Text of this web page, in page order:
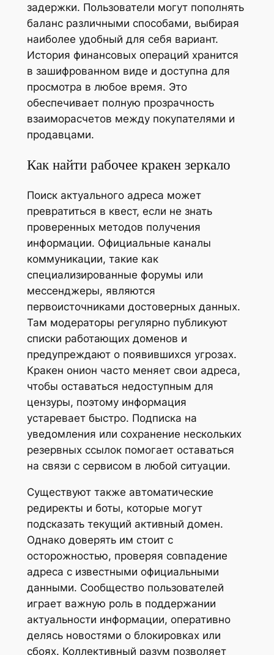
задержки. Пользователи могут пополнять
баланс различными способами, выбирая
наиболее удобный для себя вариант.
История финансовых операций хранится
в зашифрованном виде и доступна для
просмотра в любое время. Это
обеспечивает полную прозрачность
взаиморасчетов между покупателями и
продавцами.
Как найти рабочее кракен зеркало
Поиск актуального адреса может
превратиться в квест, если не знать
проверенных методов получения
информации. Официальные каналы
коммуникации, такие как
специализированные форумы или
мессенджеры, являются
первоисточниками достоверных данных.
Там модераторы регулярно публикуют
списки работающих доменов и
предупреждают о появившихся угрозах.
Кракен онион часто меняет свои адреса,
чтобы оставаться недоступным для
цензуры, поэтому информация
устаревает быстро. Подписка на
уведомления или сохранение нескольких
резервных ссылок помогает оставаться
на связи с сервисом в любой ситуации.
Существуют также автоматические
редиректы и боты, которые могут
подсказать текущий активный домен.
Однако доверять им стоит с
осторожностью, проверяя совпадение
адреса с известными официальными
данными. Сообщество пользователей
играет важную роль в поддержании
актуальности информации, оперативно
делясь новостями о блокировках или
сбоях. Коллективный разум позволяет